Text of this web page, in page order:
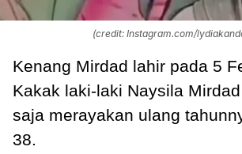
(credit: Instagram.com/
Kenang Mirdad lahir pada 5
Kakak laki-laki Naysila
saja merayakan ulang
38.